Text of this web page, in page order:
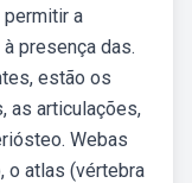
a
presença das.
estão os
as articulações,
Webas
o atlas (vértebra